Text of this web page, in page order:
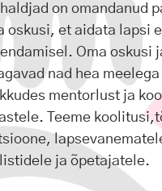
on omandanud
oskusi, et aidata lapsi
Oma oskusi
nad hea meelega
mentorlust ja
Teeme
ja õpetajatele.